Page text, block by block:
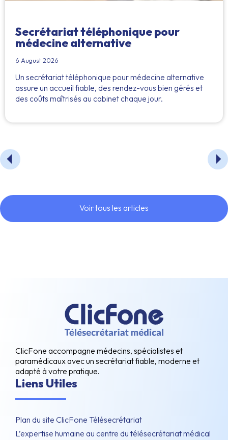
Secrétariat téléphonique pour
médecine alternative
6 August 2026
Un secrétariat téléphonique pour médecine alternative
assure un accueil fiable, des rendez-vous bien gérés et
des coûts maîtrisés au cabinet chaque jour.
Voir tous les articles
ClicFone accompagne médecins, spécialistes et
paramédicaux avec un secrétariat fiable, moderne et
adapté à votre pratique.
Liens Utiles
Plan du site ClicFone Télésecrétariat
L’expertise humaine au centre du télésecrétariat médical